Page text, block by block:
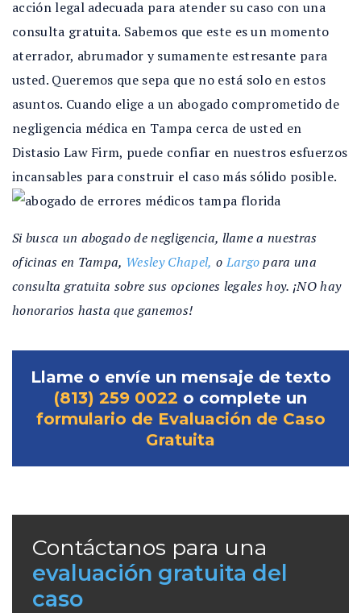
acción legal adecuada para atender su caso con una
consulta gratuita. Sabemos que este es un momento
aterrador, abrumador y sumamente estresante para
usted. Queremos que sepa que no está solo en estos
asuntos. Cuando elige a un abogado comprometido de
negligencia médica en Tampa cerca de usted en
Distasio Law Firm, puede confiar en nuestros esfuerzos
incansables para construir el caso más sólido posible.
Si busca un abogado de negligencia, llame a nuestras
oficinas en Tampa, Wesley Chapel, oLargopara una
consulta gratuita sobre sus opciones legales hoy. ¡NO hay
honorarios hasta que ganemos!
Llame o envíe un mensaje de texto
(813) 259 0022 o complete un
formulario de Evaluación de Caso
Gratuita
Contáctanos para una
evaluación gratuita del
caso